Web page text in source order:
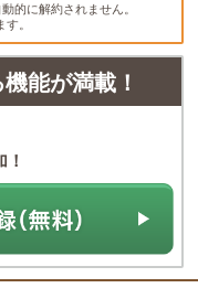
的に解約されません。
。
能が満載！